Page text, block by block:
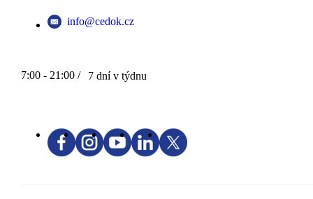
info@cedok.cz
7:00 - 21:00 / 7 dní v týdnu